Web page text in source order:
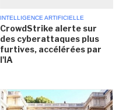
INTELLIGENCE ARTIFICIELLE
CrowdStrike alerte sur
des cyberattaques plus
furtives, accélérées par
l'IA